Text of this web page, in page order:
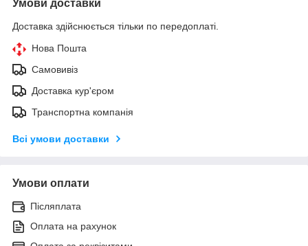
Умови доставки
Доставка здійснюється тільки по передоплаті.
Нова Пошта
Самовивіз
Доставка кур'єром
Транспортна компанія
Всі умови доставки
Умови оплати
Післяплата
Оплата на рахунок